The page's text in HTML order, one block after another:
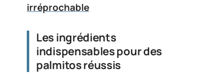
irréprochable
Les ingrédients
indispensables pour des
palmitos réussis